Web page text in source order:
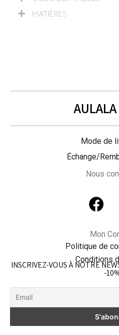
MATIÈRES
Mode de
Échange/
Nous
Mon
Politique de
Conditions
INSCRIVEZ-VOUS À NOTRE
-